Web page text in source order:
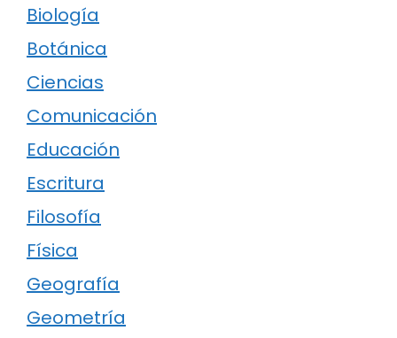
Biología
Botánica
Ciencias
Comunicación
Educación
Escritura
Filosofía
Física
Geografía
Geometría